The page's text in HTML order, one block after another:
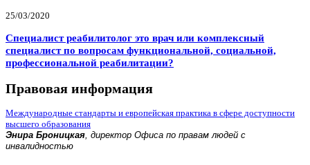
25/03/2020
Специалист реабилитолог это врач или комплексный
специалист по вопросам функциональной, социальной,
профессиональной реабилитации?
Правовая информация
Международные стандарты и европейская практика в сфере доступности
высшего образования
Энира Броницкая, директор Офиса по правам людей с
инвалидностью